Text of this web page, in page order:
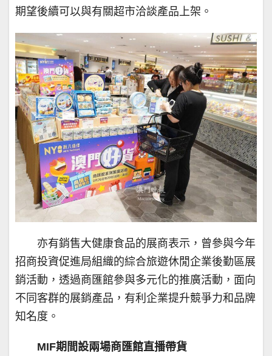
期望後續可以與有關超市洽談產品上架。
亦有銷售大健康食品的展商表示，曾參與今年
招商投資促進局組織的綜合旅遊休閒企業後勤區展
銷活動，透過商匯館參與多元化的推廣活動，面向
不同客群的展銷產品，有利企業提升競爭力和品牌
知名度。
MIF期間設兩場商匯館直播帶貨